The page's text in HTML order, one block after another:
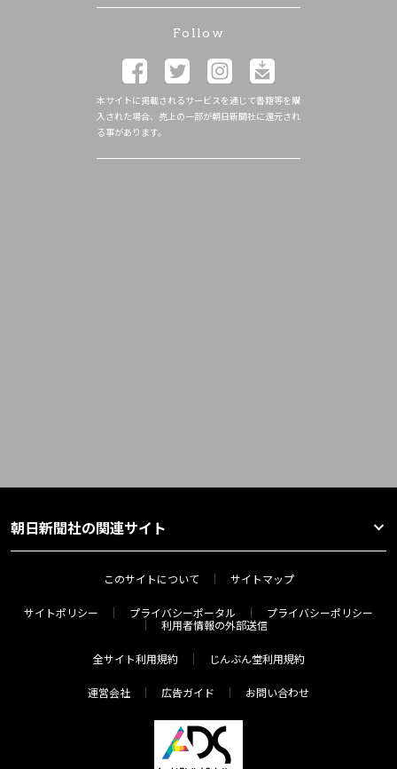
Follow
本サイトに掲載されるサービスを通じて書籍等を購
入された場合、売上の一部が朝日新聞社に還元され
る事があります。
朝日新聞社の関連サイト
このサイトについて サイトマップ
サイトポリシー プライバシーポータル
プライバシーポリシー
利用者情報の外部送信
全サイト利用規約 じんぶん堂利用規約
運営会社 広告ガイド お問い合わせ